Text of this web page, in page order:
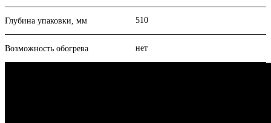
Глубина упаковки, мм 510
Возможность обогрева нет